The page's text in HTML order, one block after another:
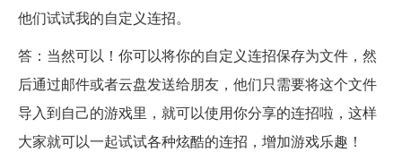
他们试试我的自定义连招。
答：当然可以！你可以将你的自定义连招保存为文件，然
后通过邮件或者云盘发送给朋友，他们只需要将这个文件
导入到自己的游戏里，就可以使用你分享的连招啦，这样
大家就可以一起试试各种炫酷的连招，增加游戏乐趣！